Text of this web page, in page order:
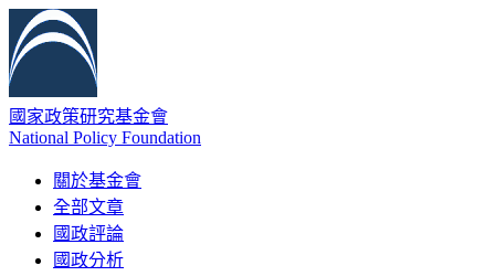
國家政策研究基金會
National Policy Foundation
關於基金會
全部文章
國政評論
國政分析